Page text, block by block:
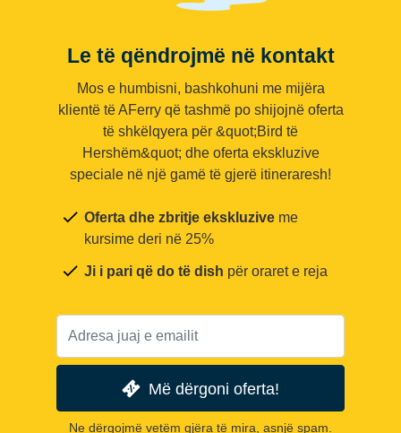
Le të qëndrojmë në kontakt
Mos e humbisni, bashkohuni me mijëra
klientë të AFerry që tashmë po shijojnë oferta
të shkëlqyera për &quot;Bird të
Hershëm&quot; dhe oferta ekskluzive
speciale në një gamë të gjerë itineraresh!
Oferta dhe zbritje ekskluzive me
kursime deri në 25%
Ji i pari që do të dish për oraret e reja
Më dërgoni oferta!
Ne dërgojmë vetëm gjëra të mira, asnjë spam.